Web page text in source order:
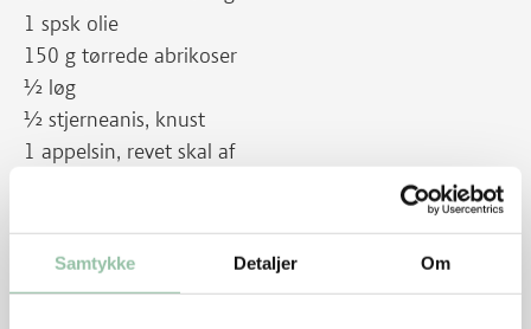
Samtykke Detaljer Om
1 spsk olie
150 g tørrede abrikoser
½ løg
½ stjerneanis, knust
1 appelsin, revet skal af
Rodfrugter: